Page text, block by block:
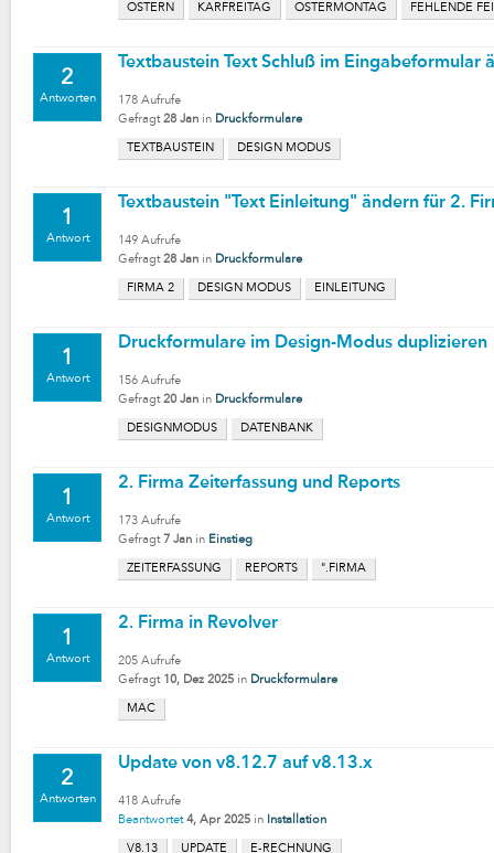
OSTERN KARFREITAG OSTERMONTAG FEHLENDE
2
Antworten
Textbaustein Text Schluß im Eingabeformular
178 Aufrufe
Gefragt 28 Jan in Druckformulare
TEXTBAUSTEIN DESIGN MODUS
1
Antwort
Textbaustein "Text Einleitung" ändern für 2.
149 Aufrufe
Gefragt 28 Jan in Druckformulare
FIRMA 2 DESIGN MODUS EINLEITUNG
1
Antwort
Druckformulare im Design-Modus duplizieren
156 Aufrufe
Gefragt 20 Jan in Druckformulare
DESIGNMODUS DATENBANK
1
Antwort
2. Firma Zeiterfassung und Reports
173 Aufrufe
Gefragt 7 Jan in Einstieg
ZEITERFASSUNG REPORTS ".FIRMA
1
Antwort
2. Firma in Revolver
205 Aufrufe
Gefragt 10, Dez 2025 in Druckformulare
MAC
2
Antworten
Update von v8.12.7 auf v8.13.x
418 Aufrufe
Beantwortet 4, Apr 2025 in Installation
V8.13 UPDATE E-RECHNUNG